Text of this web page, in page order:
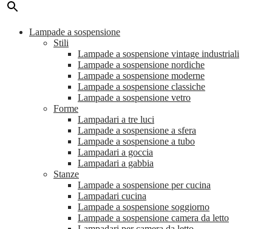
Lampade a sospensione
Stili
Lampade a sospensione vintage industriali
Lampade a sospensione nordiche
Lampade a sospensione moderne
Lampade a sospensione classiche
Lampade a sospensione vetro
Forme
Lampadari a tre luci
Lampade a sospensione a sfera
Lampade a sospensione a tubo
Lampadari a goccia
Lampadari a gabbia
Stanze
Lampade a sospensione per cucina
Lampadari cucina
Lampade a sospensione soggiorno
Lampade a sospensione camera da letto